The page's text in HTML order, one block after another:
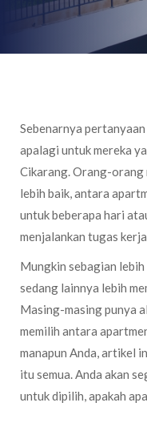
Sebenarnya
apalagi untuk mereka
Cikarang. Orang-orang
lebih baik, antara
untuk beberapa hari
menjalankan tugas
Mungkin sebagian
sedang lainnya lebih
Masing-masing punya
memilih antara
manapun Anda, artikel
itu semua. Anda akan
untuk dipilih, apakah